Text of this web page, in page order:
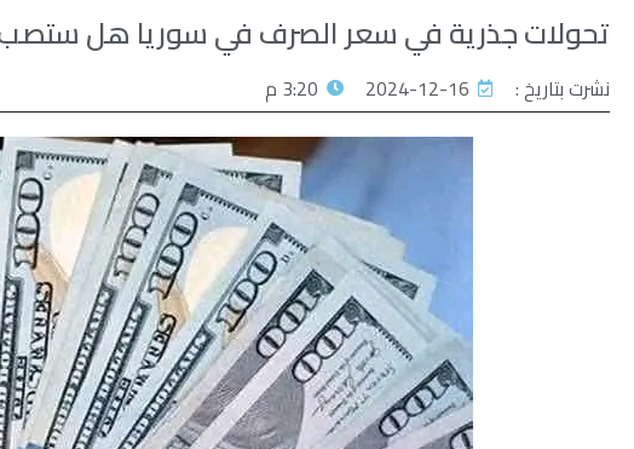
تحولات جذرية في سعر الصرف في سوريا هل ستصب
نشرت بتاريخ : 2024-12-16 3:20 م